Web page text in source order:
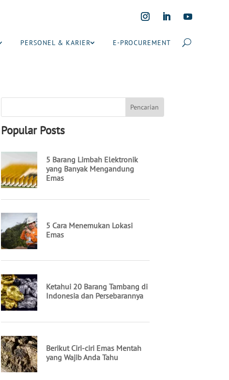
PERSONEL & KARIER E-PROCUREMENT
Popular Posts